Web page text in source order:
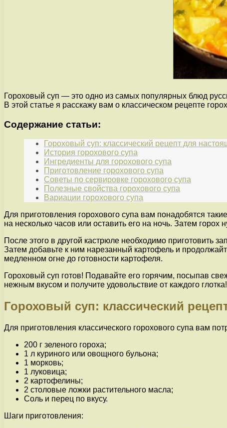
Гороховый суп — это одно из самых популярных блюд
В этой статье я расскажу вам о классическом рецепте
Содержание статьи:
Гороховый суп: классический рецепт для
История горохового супа
Ингредиенты для горохового супа
Приготовление горохового супа
Советы по сервировке горохового супа
Полезные свойства горохового супа
Вариации горохового супа
Для приготовления горохового супа вам понадобятся
на несколько часов или оставить его на ночь. Затем
После этого в другой кастрюле необходимо приготовить
Затем добавьте к ним нарезанный картофель и
медленном огне до готовности картофеля.
Гороховый суп готов! Подавайте его горячим, посыпав
нежным вкусом и получите удовольствие от каждого глотка!
Гороховый суп: классический
Для приготовления классического горохового супа вам
200 г зеленого гороха;
1 л куриного или овощного бульона;
1 морковь;
1 луковица;
2 картофелины;
2 столовые ложки растительного масла;
Соль и перец по вкусу.
Шаги приготовления: